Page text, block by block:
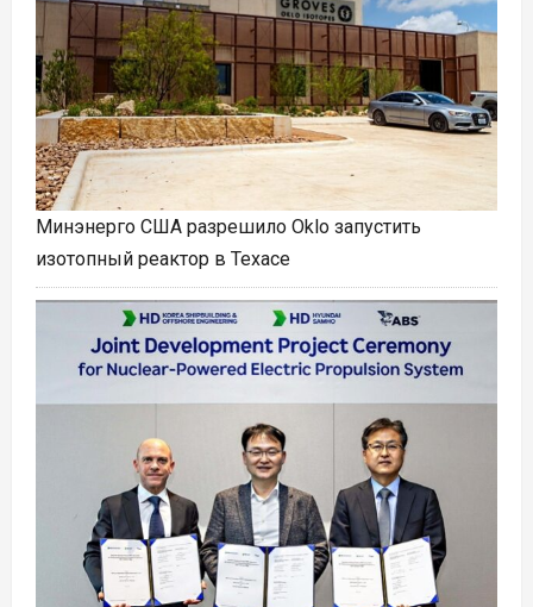
Минэнерго США разрешило Oklo запустить
изотопный реактор в Техасе